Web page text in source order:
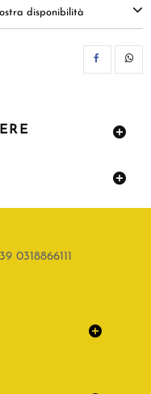
disponibilità
0318866111